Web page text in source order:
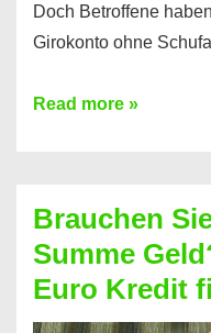
Doch Betroffene
Girokonto ohne
Günstiges
Geht
das
überhaupt?
Na
Read more »
Brauchen
Summe
Euro Kredit